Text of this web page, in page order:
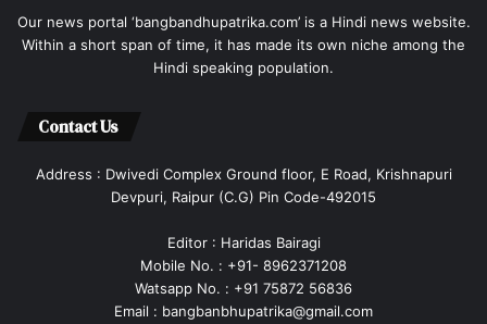
Our news portal ‘bangbandhupatrika.com’ is a Hindi news website.
Within a short span of time, it has made its own niche among the
Hindi speaking population.
Contact Us
Address : Dwivedi Complex Ground floor, E Road, Krishnapuri
Devpuri, Raipur (C.G) Pin Code-492015
Editor : Haridas Bairagi
Mobile No. : +91- 8962371208
Watsapp No. : +91 75872 56836
Email : bangbanbhupatrika@gmail.com